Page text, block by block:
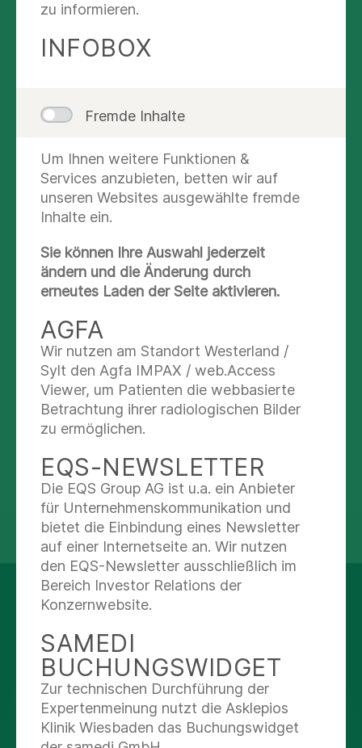
SPRECHEN SIE UNS AN
Nachricht schreiben
040 18 18 87-31 58
040 18 18 87-36 75
Sandra von Houwald
Nachricht schreiben
040 18 18 87 31 58
040 18 18 87 36 75
teilen tweet
AUF DEM LAUFENDEN
BLEIBEN
Instagram
Facebook
zu informieren.
INFOBOX
Fremde Inhalte
Um Ihnen weitere Funktionen &
Services anzubieten, betten wir auf
unseren Websites ausgewählte fremde
Inhalte ein.
Sie können Ihre Auswahl jederzeit
ändern und die Änderung durch
erneutes Laden der Seite aktivieren.
AGFA
Wir nutzen am Standort Westerland /
Sylt den Agfa IMPAX / web.Access
Viewer, um Patienten die webbasierte
Betrachtung ihrer radiologischen Bilder
zu ermöglichen.
EQS-NEWSLETTER
Die EQS Group AG ist u.a. ein Anbieter
für Unternehmenskommunikation und
bietet die Einbindung eines Newsletter
auf einer Internetseite an. Wir nutzen
den EQS-Newsletter ausschließlich im
Bereich Investor Relations der
Konzernwebsite.
SAMEDI
BUCHUNGSWIDGET
Zur technischen Durchführung der
Expertenmeinung nutzt die Asklepios
Klinik Wiesbaden das Buchungswidget